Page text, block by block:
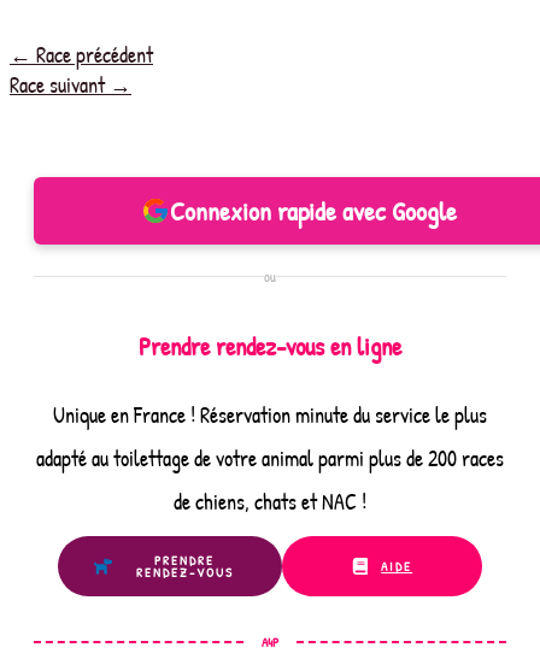
← Race précédent
Race suivant →
Connexion rapide avec Google
ou
Prendre rendez-vous en ligne
Unique en France ! Réservation minute du service le plus
adapté au toilettage de votre animal parmi plus de 200 races
de chiens, chats et NAC !
PRENDRE
RENDEZ-VOUS AIDE
A4P